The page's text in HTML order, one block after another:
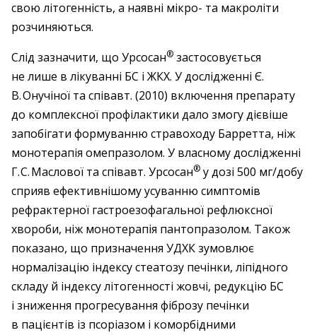
свою літогенність, а наявні мікро- та макроліти
розчиняються.
Слід зазначити, що Урсосан® застосовується
не лише в лікуванні БС і ЖКХ. У дослідженні Є.
В. Онучіної та співавт. (2010) включення препарату
до комплексної профілактики дало змогу дієвіше
запобігати формуванню стравоходу Барретта, ніж
монотерапія омепразолом. У власному дослідженні
Г. С. Маслової та співавт. ­Урсосан® у дозі 500 мг/добу
сприяв ефективнішому усуванню симптомів
рефрактерної гастроезофагальної рефлюксної
хвороби, ніж монотерапія пантопразолом. Також
показано, що призначення УДХК зумовлює
нормалізацію індексу стеатозу печінки, ліпідного
складу й індексу літогенності жовчі, редукцію БС
і зниження прогресування фіброзу печінки
в пацієнтів із псоріазом і коморбідними